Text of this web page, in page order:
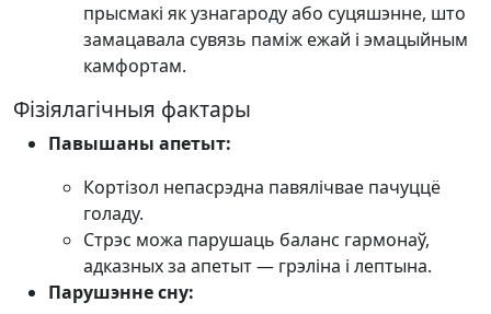
прысмакі як узнагароду або суцяшэнне, што
замацавала сувязь паміж ежай і эмацыйным
камфортам.
Фізіялагічныя фактары
Павышаны апетыт:
Кортізол непасрэдна павялічвае пачуццё
голаду.
Стрэс можа парушаць баланс гармонаў,
адказных за апетыт — грэліна і лептына.
Парушэнне сну: